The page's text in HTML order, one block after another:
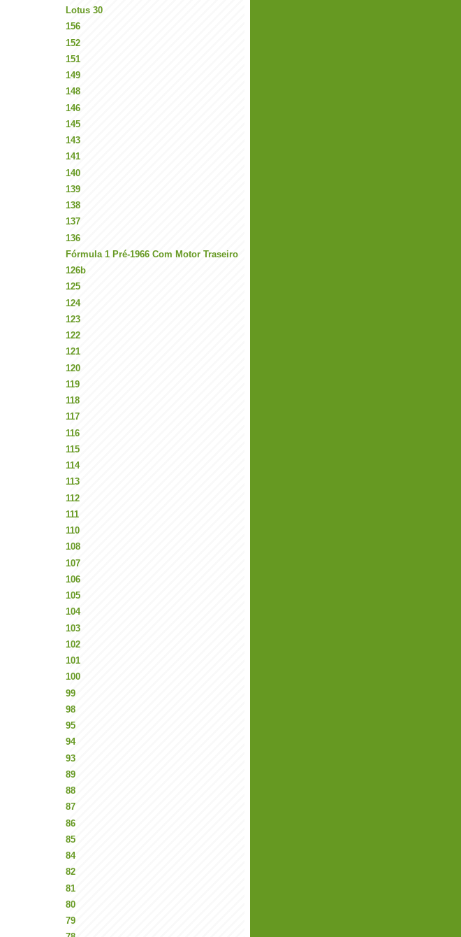
Lotus 30
156
152
151
149
148
146
145
143
141
140
139
138
137
136
Fórmula 1 Pré-1966 Com Motor Traseiro
126b
125
124
123
122
121
120
119
118
117
116
115
114
113
112
111
110
108
107
106
105
104
103
102
101
100
99
98
95
94
93
89
88
87
86
85
84
82
81
80
79